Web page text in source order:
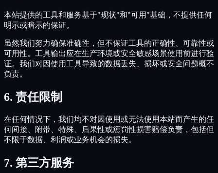
本站提供的工具和服务基于"现状"和"可用"基础，不提供任何
明示或暗示的保证。
虽然我们努力确保准确性，但不保证工具的正确性、可靠性或
可用性。工具输出应在生产环境或安全敏感场景使用前进行验
证。我们对因使用工具导致的数据丢失、损坏或安全问题概不
负责。
6. 责任限制
在任何情况下，我们均不对因使用或无法使用本站而产生的任
何间接、附带、特殊、后果性或惩罚性损害赔偿负责，包括但
不限于数据、利润或业务机会的损失。
7. 第三方服务